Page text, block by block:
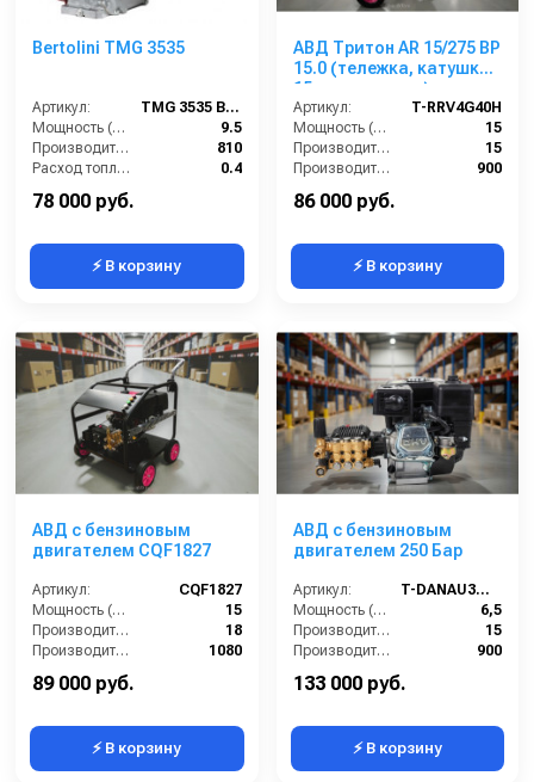
Bertolini TMG 3535
Артикул:
TMG 3535 BERTOLINI moto
Мощность (л/с):
9.5
Производительность (л/ч):
810
Расход топлива (л/ч):
0.4
78 000 руб.
⚡ В корзину
АВД Тритон AR 15/275 ВР
15.0 (тележка, катушка
15 м, манометр)
Артикул:
T-RRV4G40H
Мощность (л/с):
15
Производительность (л/мин):
15
Производительность (л/ч):
900
86 000 руб.
⚡ В корзину
АВД с бензиновым
двигателем CQF1827
Артикул:
CQF1827
Мощность (л/с):
15
Производительность (л/мин):
18
Производительность (л/ч):
1080
Рабочее давление (бар):
89 000 руб.
⚡ В корзину
АВД с бензиновым
двигателем 250 Бар
Артикул:
T-DANAU3WZ-1509A
Мощность (л/с):
6,5
Производительность (л/мин):
15
Производительность (л/ч):
900
133 000 руб.
⚡ В корзину